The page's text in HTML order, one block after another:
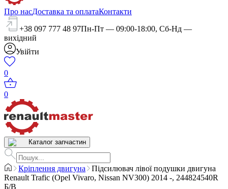
Про насДоставка та оплатаКонтакти
+38 097 777 48 97Пн-Пт — 09:00-18:00, Сб-Нд —
вихідний
Увійти
0
0
Каталог запчастин
Кріплення двигуна
Підсилювач лівої подушки двигуна
Renault Trafic (Opel Vivaro, Nissan NV300) 2014 -, 244824540R
Б/В